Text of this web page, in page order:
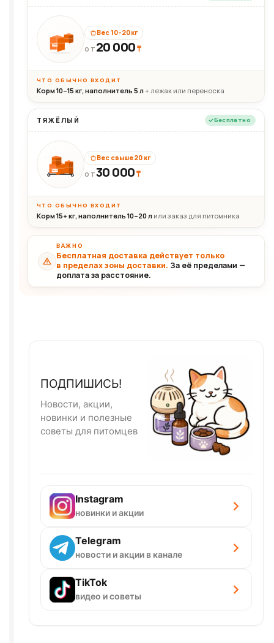
20кг
Вес 10–20 кг
ОТ 20 000₸
ЧТО ОБЫЧНО ВХОДИТ
Корм 10–15 кг, наполнитель 5 л+ лежак или переноска
ТЯЖЁЛЫЙ Бесплатно
30+кг
Вес свыше 20 кг
ОТ30 000₸
ЧТО ОБЫЧНО ВХОДИТ
Корм 15+ кг, наполнитель 10–20 л или заказ для питомника
ВАЖНО
Бесплатная доставка действует только
в пределах зоны доставки. За её пределами —
доплата за расстояние.
ПОДПИШИСЬ!
Новости, акции,
новинки и полезные
советы для питомцев
Instagram
новинки и акции
Telegram
новости и акции в канале
TikTok
видео и советы